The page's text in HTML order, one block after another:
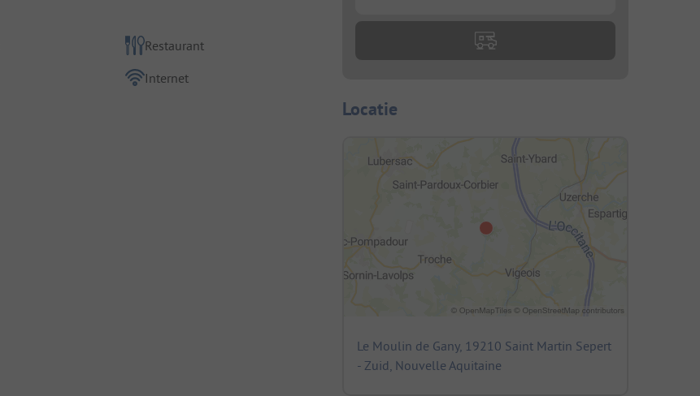
Restaurant
Internet
Locatie
Le Moulin de Gany, 19210 Saint Martin Sepert
- Zuid, Nouvelle Aquitaine